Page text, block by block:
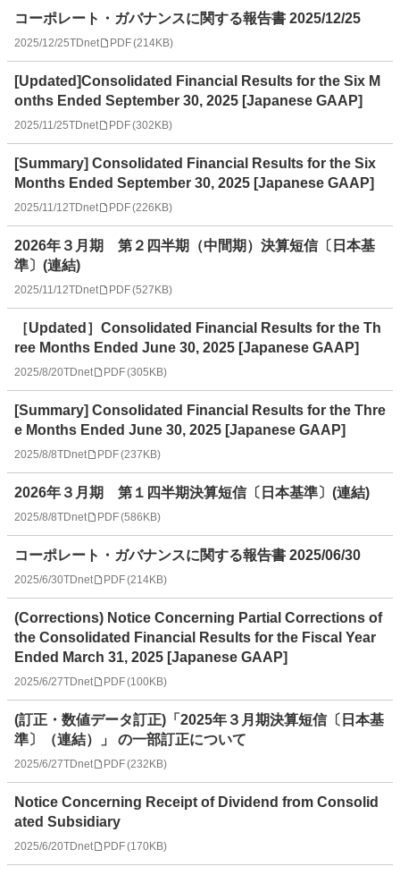
コーポレート・ガバナンスに関する報告書 2025/12/25
2025/12/25TDnet PDF(214KB)
[Updated]Consolidated Financial Results for the Six M
onths Ended September 30, 2025 [Japanese GAAP]
2025/11/25TDnet PDF(302KB)
[Summary] Consolidated Financial Results for the Six
Months Ended September 30, 2025 [Japanese GAAP]
2025/11/12TDnet PDF(226KB)
2026年３月期 第２四半期（中間期）決算短信〔日本基
準〕(連結)
2025/11/12TDnet PDF(527KB)
［Updated］Consolidated Financial Results for the Th
ree Months Ended June 30, 2025 [Japanese GAAP]
2025/8/20TDnet PDF(305KB)
[Summary] Consolidated Financial Results for the Thre
e Months Ended June 30, 2025 [Japanese GAAP]
2025/8/8TDnet PDF(237KB)
2026年３月期 第１四半期決算短信〔日本基準〕(連結)
2025/8/8TDnet PDF(586KB)
コーポレート・ガバナンスに関する報告書 2025/06/30
2025/6/30TDnet PDF(214KB)
(Corrections) Notice Concerning Partial Corrections of
the Consolidated Financial Results for the Fiscal Year
Ended March 31, 2025 [Japanese GAAP]
2025/6/27TDnet PDF(100KB)
(訂正・数値データ訂正)「2025年３月期決算短信〔日本基
準〕（連結）」 の一部訂正について
2025/6/27TDnet PDF(232KB)
Notice Concerning Receipt of Dividend from Consolid
ated Subsidiary
2025/6/20TDnet PDF(170KB)